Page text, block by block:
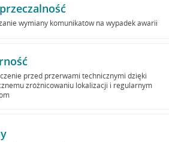
wymiany komunikatów na wypadek awarii
przed przerwami technicznymi dzięki
zróżnicowaniu lokalizacji i regularnym